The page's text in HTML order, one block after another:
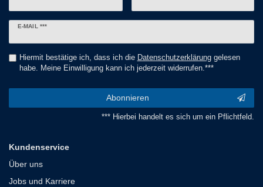
E-MAIL ***
Newsletter
Hiermit bestätige ich, dass ich die Daten­schutz­erklärunggelesen
habe. Meine Einwilligung kann ich jederzeit widerrufen.***
Abonnieren
*** Hierbei handelt es sich um ein Pflichtfeld.
Kundenservice
Über uns
Jobs und Karriere